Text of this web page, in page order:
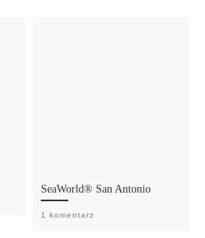
SeaWorld® San Antonio
1 komentarz